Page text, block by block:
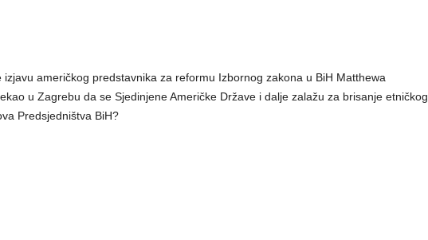
izjavu američkog predstavnika za reformu Izbornog zakona u BiH Matthewa
u Zagrebu da se Sjedinjene Američke Države i dalje zalažu za brisanje etničkog
Predsjedništva BiH?